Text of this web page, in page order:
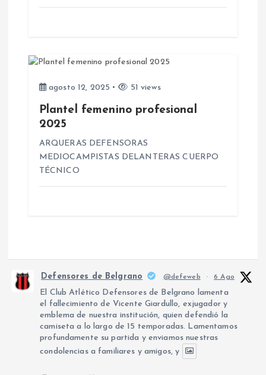
a
agosto 12, 2025 51 views
Plantel femenino profesional
2025
ARQUERAS DEFENSORAS
MEDIOCAMPISTAS DELANTERAS CUERPO
TÉCNICO
Defensores de Belgrano @defeweb · 6 Ago
El Club Atlético Defensores de Belgrano lamenta
el fallecimiento de Vicente Giardullo, exjugador y
emblema de nuestra institución, quien defendió la
camiseta a lo largo de 15 temporadas. Lamentamos
profundamente su partida y enviamos nuestras
condolencias a familiares y amigos, y